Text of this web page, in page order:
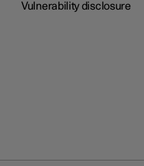
Vulnerability disclosure